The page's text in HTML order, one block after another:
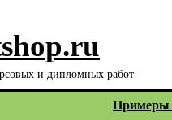
и дипломных работ
Примеры